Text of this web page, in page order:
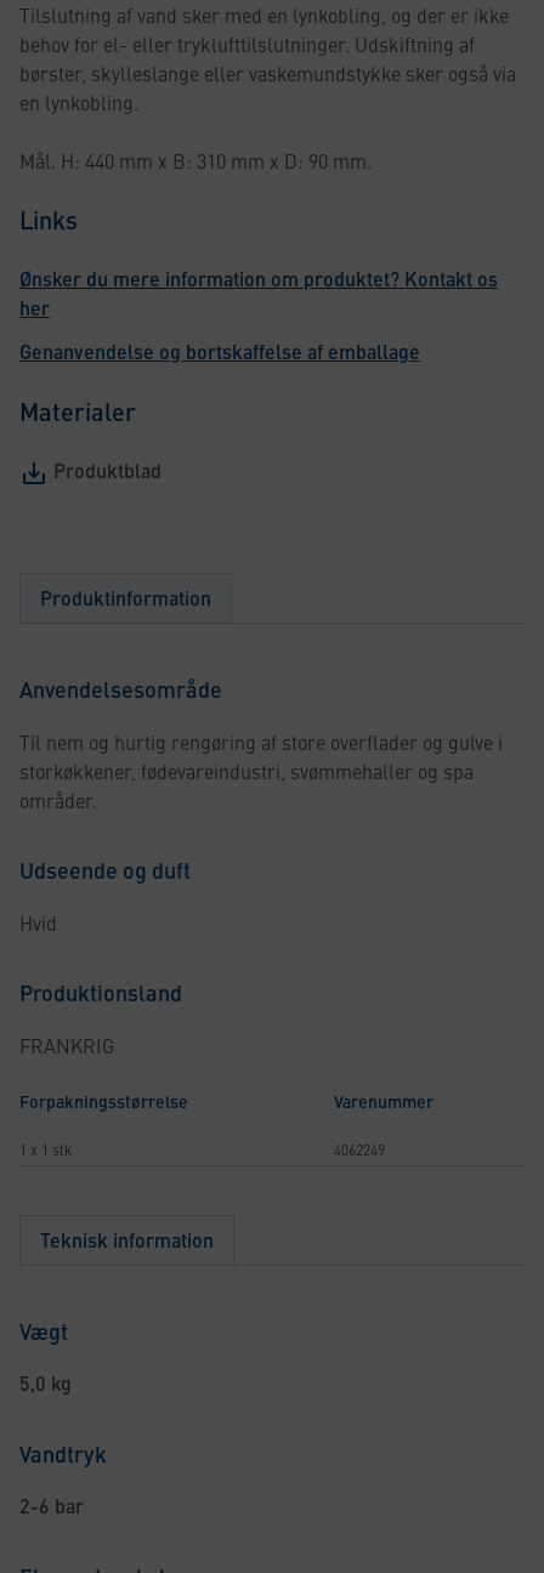
Tilslutning af vand sker med en lynkobling, og der er ikke
behov for el- eller tryklufttilslutninger. Udskiftning af
børster, skylleslange eller vaskemundstykke sker også via
en lynkobling.
Mål. H: 440 mm x B: 310 mm x D: 90 mm.
Links
Ønsker du mere information om produktet? Kontakt os
her
Genanvendelse og bortskaffelse af emballage
Materialer
Produktblad
Produktinformation
Anvendelsesområde
Til nem og hurtig rengøring af store overflader og gulve i
storkøkkener, fødevareindustri, svømmehaller og spa
områder.
Udseende og duft
Hvid
Produktionsland
FRANKRIG
Forpakningsstørrelse Varenummer
1 x 1 stk 4062249
Teknisk information
Vægt
5,0 kg
Vandtryk
2-6 bar